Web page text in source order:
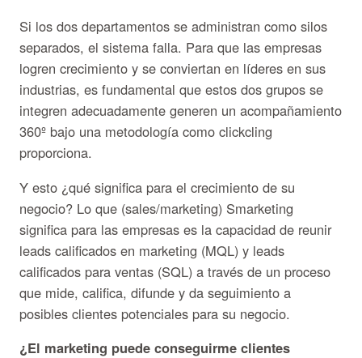
Si los dos departamentos se administran como silos
separados, el sistema falla. Para que las empresas
logren crecimiento y se conviertan en líderes en sus
industrias, es fundamental que estos dos grupos se
integren adecuadamente generen un acompañamiento
360º bajo una metodología como clickcling
proporciona.
Y esto ¿qué significa para el crecimiento de su
negocio? Lo que (sales/marketing) Smarketing
significa para las empresas es la capacidad de reunir
leads calificados en marketing (MQL) y leads
calificados para ventas (SQL) a través de un proceso
que mide, califica, difunde y da seguimiento a
posibles clientes potenciales para su negocio.
¿El marketing puede conseguirme clientes